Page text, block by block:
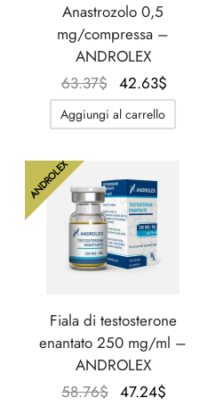
Anastrozolo 0,5
mg/compressa –
ANDROLEX
63.37$
Il
prezzo
originale
42.63$
prezzo
attuale
Aggiungi al carrello
ANDROLEX
Fiala di testosterone
enantato 250 mg/ml –
ANDROLEX
58.76$
Il
47.24$